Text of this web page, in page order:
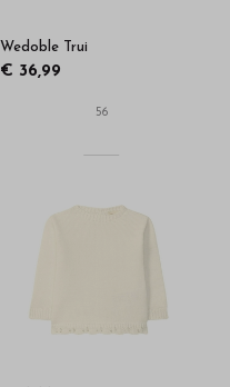
Wedoble Trui
€ 36,99
56